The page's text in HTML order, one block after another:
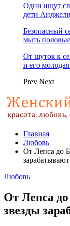
Одни ищут
дети
Безопасный
мыть
От шуток к
и его
Prev Next
Главная
Любовь
От Лепса до
Любовь
От Лепса до
звезды